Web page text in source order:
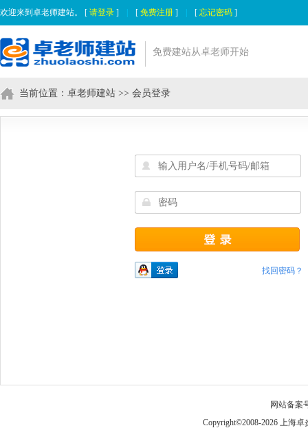
欢迎来到卓老师建站。 [ 请登录 ] [ 免费注册 ] [ 忘记密码 ]
免费建站从卓老师开始
当前位置： 卓老师建站 >> 会员登录
找回密码？
网站备案
Copyright©2008-2026 上海